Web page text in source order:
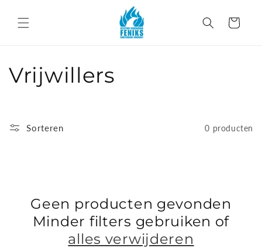
content
Winkelwagen
C
l
Vrijwillers
Sorteren 0 producten
Geen producten gevonden
Minder filters gebruiken of
alles verwijderen